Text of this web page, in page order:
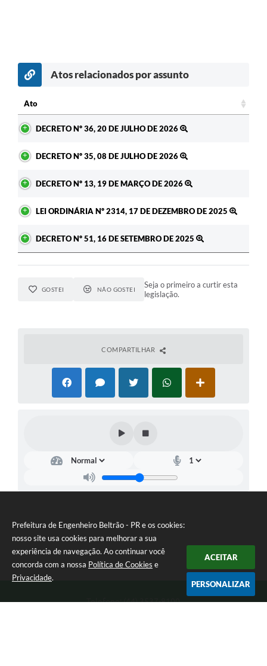
Prefeitura de Engenheiro Beltrão - PR e os cookies:
nosso site usa cookies para melhorar a sua
experiência de navegação. Ao continuar você
concorda com a nossa Política de Cookies e
Privacidade.
ACEITAR
PERSONALIZAR
Contato
Atos relacionados por assunto
Ato
DECRETO Nº 36, 20 DE JULHO DE 2026
DECRETO Nº 35, 08 DE JULHO DE 2026
DECRETO Nº 13, 19 DE MARÇO DE 2026
LEI ORDINÁRIA Nº 2314, 17 DE DEZEMBRO DE 2025
DECRETO Nº 51, 16 DE SETEMBRO DE 2025
GOSTEI NÃO GOSTEI
Seja o primeiro a curtir esta
legislação.
COMPARTILHAR
Telefone: (44) 3537-8100